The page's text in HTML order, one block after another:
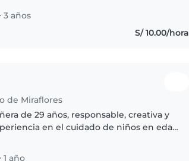
3 años
S/ 10.00/hora
de Miraflores
de 29 años, responsable, creativa y
en el cuidado de niños en edad
1 año